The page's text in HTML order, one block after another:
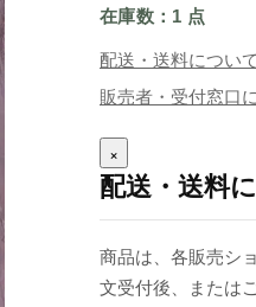
在庫数：1 点
配送・送料について
販売者・受付窓口
×
配送・送料
商品は、各販売シ
文受付後、または